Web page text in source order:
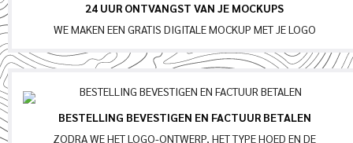
24 UUR ONTVANGST VAN JE MOCKUPS
WE MAKEN EEN GRATIS DIGITALE MOCKUP MET JE LOGO
BESTELLING BEVESTIGEN EN FACTUUR BETALEN
ZODRA WE HET LOGO-ONTWERP, HET TYPE HOED EN DE